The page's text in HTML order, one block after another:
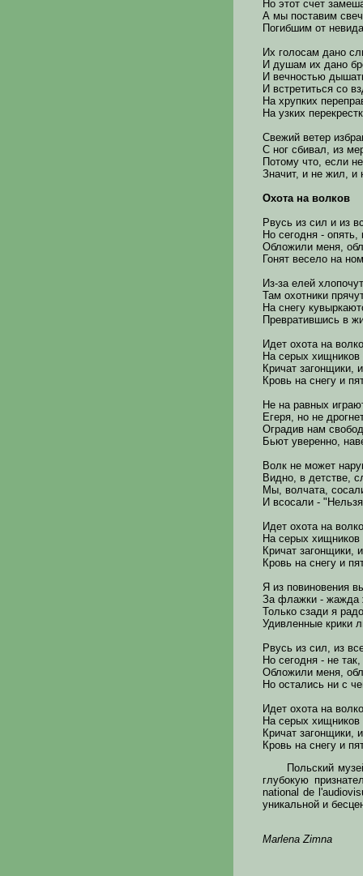
Но этот счет
А мы поставим
Погибшим от
Их голосам дано
И душам их дано
И вечностью
И встретиться со
На хрупких
На узких
Свежий ветер
С ног сбивал, из
Потому что, если
Значит, и не жил,
Охота на волков
Рвусь из сил и из
Но сегодня - опять,
Обложили меня,
Гонят весело на
Из-за елей
Там охотники
На снегу
Превратившись в
Идет охота на
На серых
Кричат загонщики,
Кровь на снегу и
Не на равных
Егеря, но не
Оградив нам
Бьют уверенно,
Волк не может
Видно, в детстве,
Мы, волчата,
И всосали -
Идет охота на
На серых
Кричат загонщики,
Кровь на снегу и
Я из повиновения
За флажки - жажда
Только сзади я
Удивленные крики
Рвусь из сил, из
Но сегодня - не так,
Обложили меня,
Но остались ни с
Идет охота на
На серых
Кричат загонщики,
Кровь на снегу и
Польский
глубокую
national de
уникальной и
Marlena Zimna